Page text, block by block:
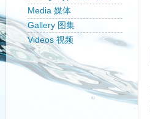
Media 媒体
Gallery 图集
Videos 视频